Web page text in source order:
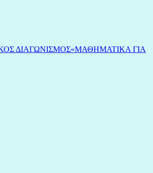
ΔΙΑΓΩΝΙΣΜΟΣ«ΜΑΘΗΜΑΤΙΚΑ ΓΙΑ